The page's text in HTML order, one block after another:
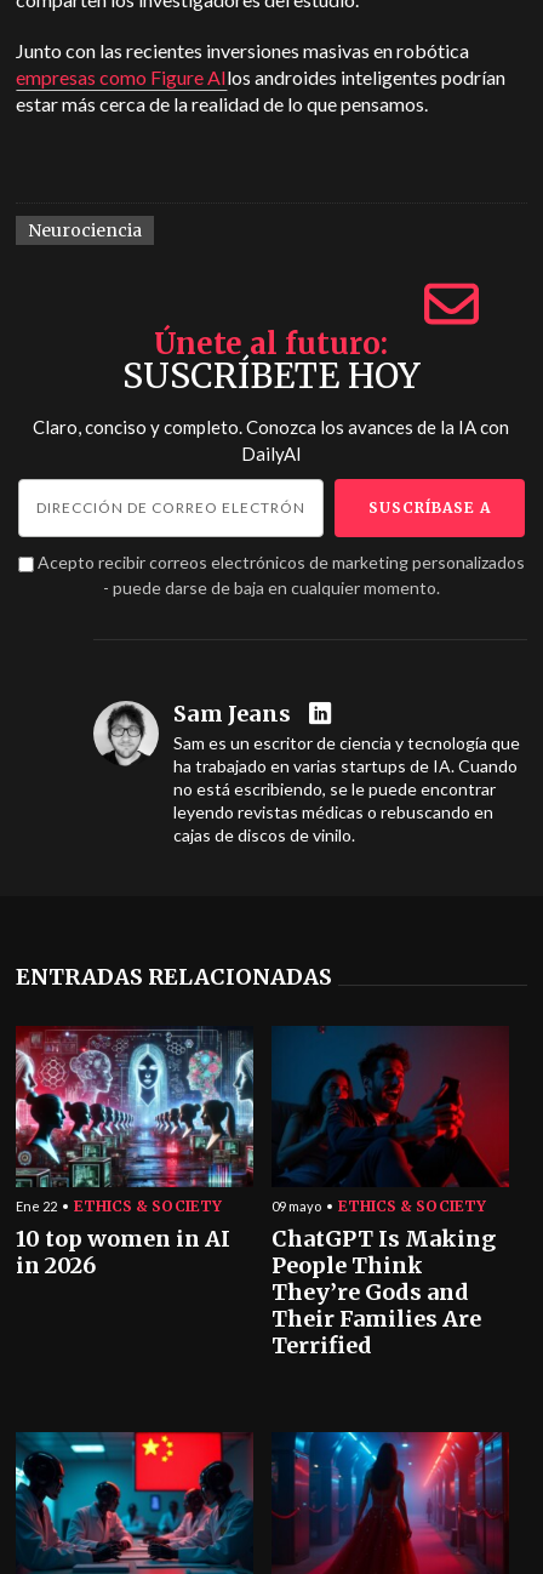
Junto con las recientes inversiones masivas en robótica
empresas como Figure AIlos androides inteligentes podrían
estar más cerca de la realidad de lo que pensamos.
Neurociencia
Únete al futuro
SUSCRÍBETE HOY
Claro, conciso y completo. Conozca los avances de la IA con
DailyAI
Acepto recibir correos electrónicos de marketing personalizados
- puede darse de baja en cualquier momento.
Sam Jeans
Sam es un escritor de ciencia y tecnología que
ha trabajado en varias startups de IA. Cuando
no está escribiendo, se le puede encontrar
leyendo revistas médicas o rebuscando en
cajas de discos de vinilo.
ENTRADAS RELACIONADAS
Ene 22 ETHICS & SOCIETY
10 top women in AI
in 2026
09 mayo ETHICS & SOCIETY
ChatGPT Is Making
People Think
They’re Gods and
Their Families Are
Terrified